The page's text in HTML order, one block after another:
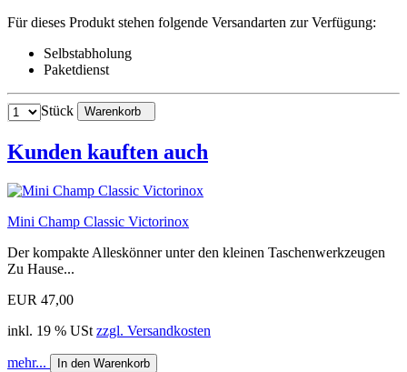
Für dieses Produkt stehen folgende Versandarten zur Verfügung:
Selbstabholung
Paketdienst
Stück Warenkorb
Kunden kauften auch
Mini Champ Classic Victorinox
Der kompakte Alleskönner unter den kleinen Taschenwerkzeugen
Zu Hause...
EUR 47,00
inkl. 19 % USt zzgl. Versandkosten
mehr... In den Warenkorb